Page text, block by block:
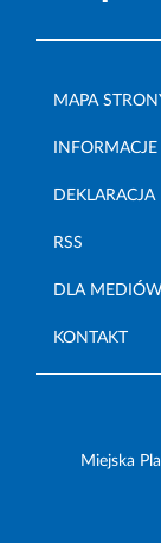
MAPA
DEKLARACJA
RSS
DLA
KONTAKT
Miejska